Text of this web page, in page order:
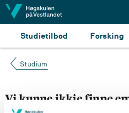
Hopp til innhald
Studietilbod Forsking
Studium
Vi kunne ikkje finne